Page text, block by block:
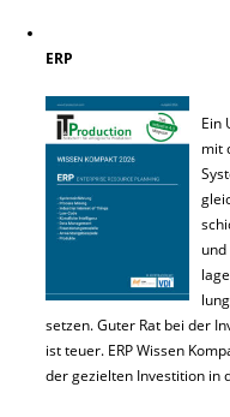
ERP
Ein
mit
setzen. Guter Rat bei der
ist teuer. ERP Wissen
der gezielten Investition in